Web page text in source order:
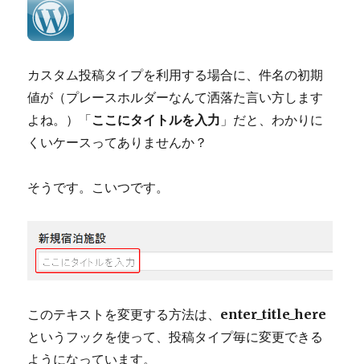
ロ
ー
ド
し
す
る
カスタム投稿タイプを利用する場合に、件名の初期
値が（プレースホルダーなんて洒落た言い方します
よね。）「ここにタイトルを入力 」だと、わかりに
くいケースってありませんか？
そうです。こいつです。
このテキストを変更する方法は、 enter_title_here
というフックを使って、投稿タイプ毎に変更できる
ようになっています。